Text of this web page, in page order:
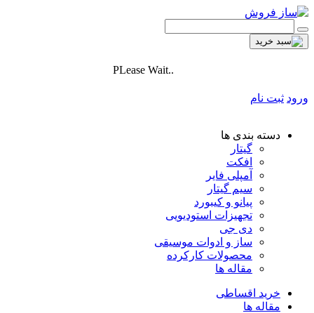
PLease Wait..
ورود ثبت نام
دسته بندی ها
گیتار
افکت
آمپلی فایر
سیم گیتار
پیانو و کیبورد
تجهیزات استودیویی
دی جی
ساز و ادوات موسیقی
محصولات کارکرده
مقاله ها
خرید اقساطی
مقاله ها